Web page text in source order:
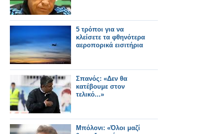
5 τρόποι για να
κλείσετε τα φθηνότερα
αεροπορικά εισιτήρια
Σπανός: «Δεν θα
κατέβουμε στον
τελικό...»
Μπόλονι: «Όλοι μαζί